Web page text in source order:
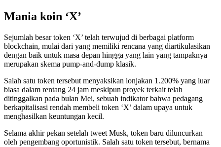
Mania koin ‘X’
Sejumlah besar token ‘X’ telah terwujud di berbagai platform
blockchain, mulai dari yang memiliki rencana yang diartikulasikan
dengan baik untuk masa depan hingga yang lain yang tampaknya
merupakan skema pump-and-dump klasik.
Salah satu token tersebut menyaksikan lonjakan 1.200% yang luar
biasa dalam rentang 24 jam meskipun proyek terkait telah
ditinggalkan pada bulan Mei, sebuah indikator bahwa pedagang
berkapitalisasi rendah membeli token ‘X’ dalam upaya untuk
menghasilkan keuntungan kecil.
Selama akhir pekan setelah tweet Musk, token baru diluncurkan
oleh pengembang oportunistik. Salah satu token tersebut, bernama